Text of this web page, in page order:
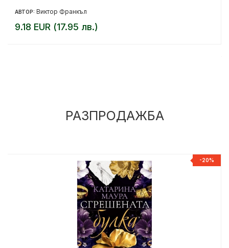
АВТОР: Виктор Франкъл
9.18 EUR (17.95 лв.)
РАЗПРОДАЖБА
-20%